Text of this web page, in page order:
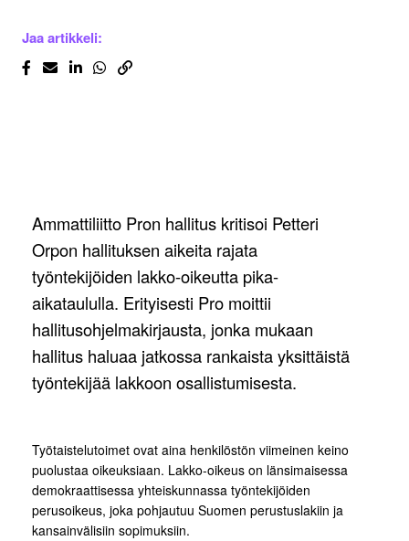
Jaa artikkeli:
Ammattiliitto Pron hallitus kritisoi Petteri
Orpon hallituksen aikeita rajata
työntekijöiden lakko-oikeutta pika-
aikataululla. Erityisesti Pro moittii
hallitusohjelmakirjausta, jonka mukaan
hallitus haluaa jatkossa rankaista yksittäistä
työntekijää lakkoon osallistumisesta.
Työtaistelutoimet ovat aina henkilöstön viimeinen keino
puolustaa oikeuksiaan. Lakko-oikeus on länsimaisessa
demokraattisessa yhteiskunnassa työntekijöiden
perusoikeus, joka pohjautuu Suomen perustuslakiin ja
kansainvälisiin sopimuksiin.